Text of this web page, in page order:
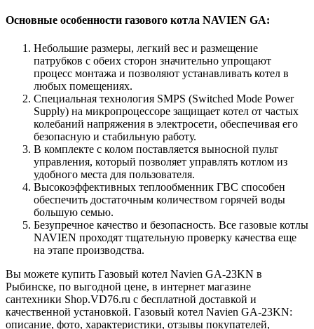
Основные особенности газового котла NAVIEN GA:
Небольшие размеры, легкий вес и размещение
патрубков с обеих сторон значительно упрощают
процесс монтажа и позволяют устанавливать котел в
любых помещениях.
Специальная технология SMPS (Switched Mode Power
Supply) на микропроцессоре защищает котел от частых
колебаний напряжения в электросети, обеспечивая его
безопасную и стабильную работу.
В комплекте с колом поставляется выносной пульт
управления, который позволяет управлять котлом из
удобного места для пользователя.
Высокоэффективных теплообменник ГВС способен
обеспечить достаточным количеством горячей воды
большую семью.
Безупречное качество и безопасность. Все газовые котлы
NAVIEN проходят тщательную проверку качества еще
на этапе производства.
Вы можете купить Газовый котел Navien GA-23KN в
Рыбинске, по выгодной цене, в интернет магазине
сантехники Shop.VD76.ru с бесплатной доставкой и
качественной установкой. Газовый котел Navien GA-23KN:
описание, фото, характеристики, отзывы покупателей,